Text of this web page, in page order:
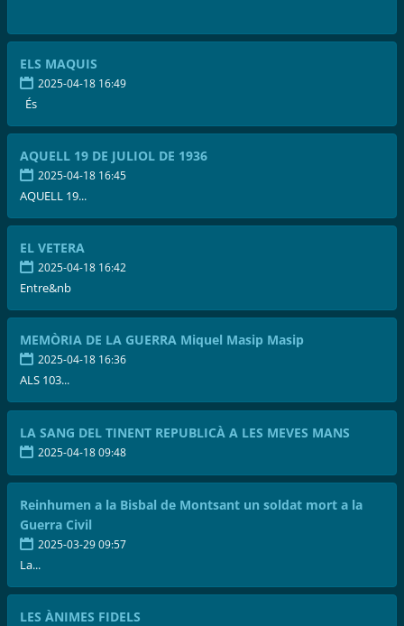
ELS MAQUIS
2025-04-18 16:49
És
AQUELL 19 DE JULIOL DE 1936
2025-04-18 16:45
AQUELL 19...
EL VETERA
2025-04-18 16:42
Entre&nb
MEMÒRIA DE LA GUERRA Miquel Masip Masip
2025-04-18 16:36
ALS 103...
LA SANG DEL TINENT REPUBLICÀ A LES MEVES MANS
2025-04-18 09:48
Reinhumen a la Bisbal de Montsant un soldat mort a la
Guerra Civil
2025-03-29 09:57
La...
LES ÀNIMES FIDELS